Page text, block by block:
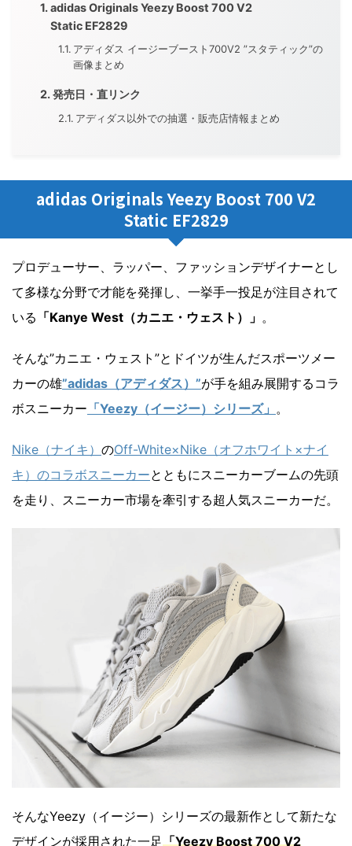
adidas Originals Yeezy Boost 700 V2
Static EF2829
アディダス イージーブースト700V2 ”スタティック”の
画像まとめ
発売日・直リンク
アディダス以外での抽選・販売店情報まとめ
adidas Originals Yeezy Boost 700 V2
Static EF2829
プロデューサー、ラッパー、ファッションデザイナーとし
て多様な分野で才能を発揮し、一挙手一投足が注目されて
いる 「Kanye West（カニエ・ウェスト）」 。
そんな”カニエ・ウェスト”とドイツが生んだスポーツメー
カーの雄”adidas（アディダス）”が手を組み展開するコラ
ボスニーカー 「Yeezy（イージー）シリーズ」 。
Nike（ナイキ） のOff-White×Nike（オフホワイト×ナイ
キ）のコラボスニーカーとともにスニーカーブームの先頭
を走り、スニーカー市場を牽引する超人気スニーカーだ。
そんなYeezy（イージー）シリーズの最新作として新たな
デザインが採用された一足「Yeezy Boost 700 V2